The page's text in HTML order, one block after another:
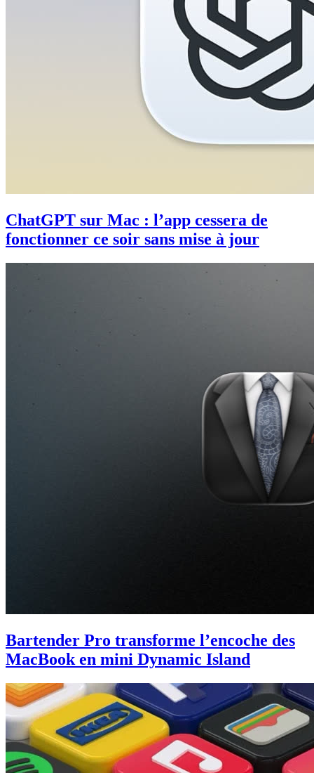
ChatGPT sur Mac : l’app cessera de
fonctionner ce soir sans mise à jour
Bartender Pro transforme l’encoche des
MacBook en mini Dynamic Island